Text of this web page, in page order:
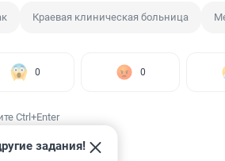
Краевая клиническая больница
0 0
Ctrl+Enter
задания!